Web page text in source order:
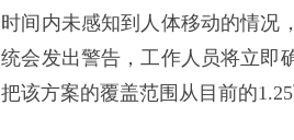
时间内未感知到人体移动的情况
统会发出警告，工作人员将立即
把该方案的覆盖范围从目前的